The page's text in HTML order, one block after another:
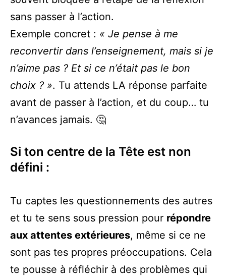
sans passer à l’action.
Exemple concret : « Je pense à me
reconvertir dans l’enseignement, mais si je
n’aime pas ? Et si ce n’était pas le bon
choix ? ». Tu attends LA réponse parfaite
avant de passer à l’action, et du coup… tu
n’avances jamais. 🤔
Si ton centre de la Tête est non
défini :
Tu captes les questionnements des autres
et tu te sens sous pression pour répondre
aux attentes extérieures, même si ce ne
sont pas tes propres préoccupations. Cela
te pousse à réfléchir à des problèmes qui